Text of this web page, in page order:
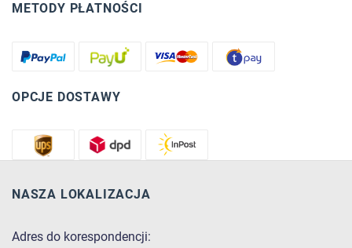
METODY PŁATNOŚCI
OPCJE DOSTAWY
NASZA LOKALIZACJA
Adres do korespondencji: